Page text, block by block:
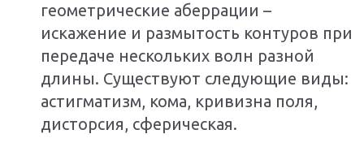
геометрические аберрации –
искажение и размытость контуров при
передаче нескольких волн разной
длины. Существуют следующие виды:
астигматизм, кома, кривизна поля,
дисторсия, сферическая.